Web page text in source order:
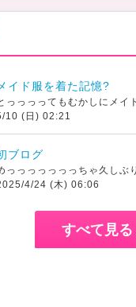
メイド服を着た記憶?
10 (日) 02:21
ブログ
4/24 (木) 06:06
すべて見る